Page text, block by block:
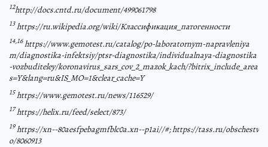
12http://docs.cntd.ru/document/499061798
13https://ru.wikipedia.org/wiki/Классификация_патогенности
14,16https://www.gemotest.ru/catalog/po-laboratornym-napravleniya
m/diagnostika-infektsiy/ptsr-diagnostika/individualnaya-diagnostika
-vozbuditeley/koronavirus_sars_cov_2_mazok_kach/?bitrix_include_area
s=Y&lang=ru&IS_MO=1&clear_cache=Y
15https://www.gemotest.ru/news/116529/
17https://helix.ru/feed/select/873/
19https://xn--80aesfpebagmfblc0a.xn--p1ai//#; https://tass.ru/obschestv
o/8060913